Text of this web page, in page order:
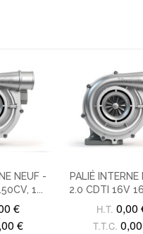
NEUF -
1...
€
€
PALIÉ INTERNE
2.0 CDTI 16V
H.T. 0,00
T.T.C.